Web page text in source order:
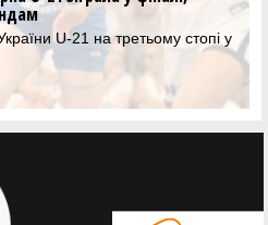
U-21 на третьому стопі у